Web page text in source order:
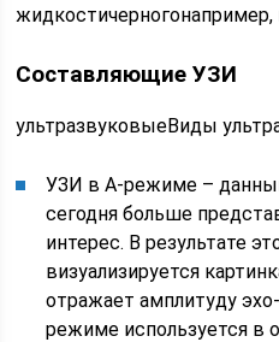
жидкостичерногонапример,
Составляющие УЗИ
ультразвуковыеВиды
УЗИ в А-режиме –
сегодня больше
интерес. В результате
визуализируется
отражает амплитуду
режиме используется в